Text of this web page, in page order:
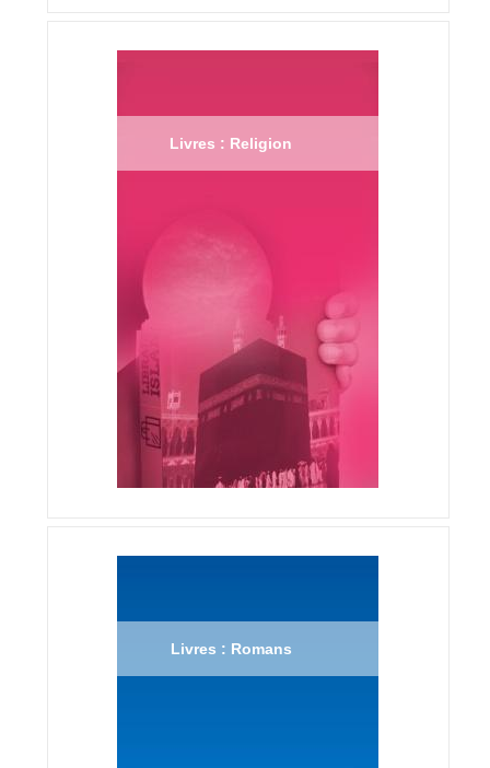
Livres : Religion
Livres : Romans